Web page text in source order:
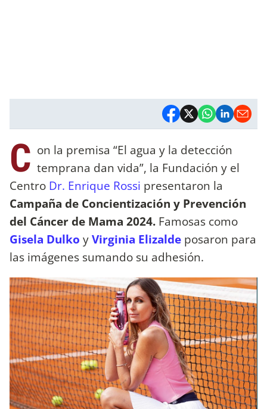
C on la premisa “El agua y la detección
temprana dan vida”, la Fundación y el
Centro Dr. Enrique Rossi presentaron la
Campaña de Concientización y Prevención
del Cáncer de Mama 2024. Famosas como
Gisela Dulko yVirginia Elizalde posaron para
las imágenes sumando su adhesión.